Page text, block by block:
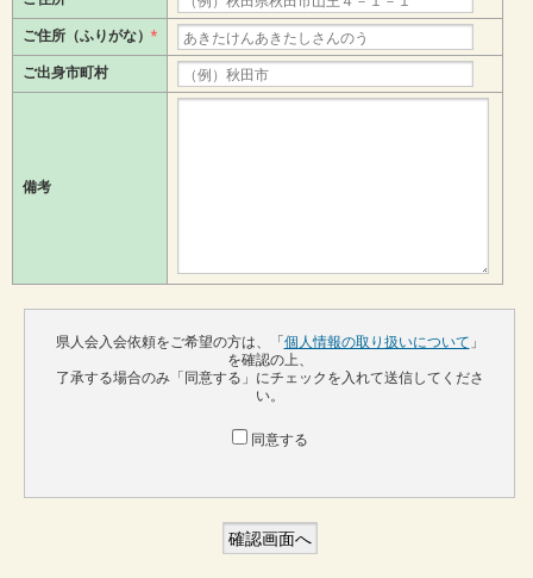
ご住所（ふりがな） *
ご出身市町村
備考
県人会入会依頼をご希望の方は、「個人情報の取り扱いについて 」
を確認の上、
了承する場合のみ「同意する」にチェックを入れて送信してくださ
い。
同意する